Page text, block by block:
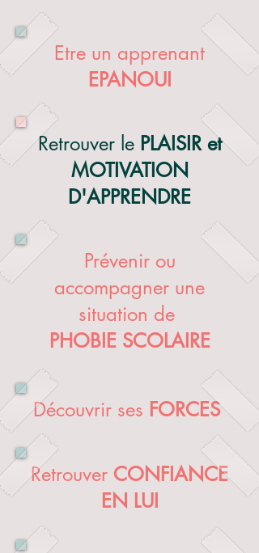
Etre un apprenant
EPANOUI
Retrouver le PLAISIR et
MOTIVATION
D'APPRENDRE
Prévenir ou
accompagner une
situation de
PHOBIE SCOLAIRE
Découvrir ses FORCES
Retrouver CONFIANCE
EN LUI